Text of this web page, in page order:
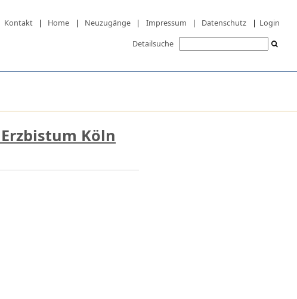
Kontakt | Home | Neuzugänge | Impressum | Datenschutz | Login
Detailsuche
Köln